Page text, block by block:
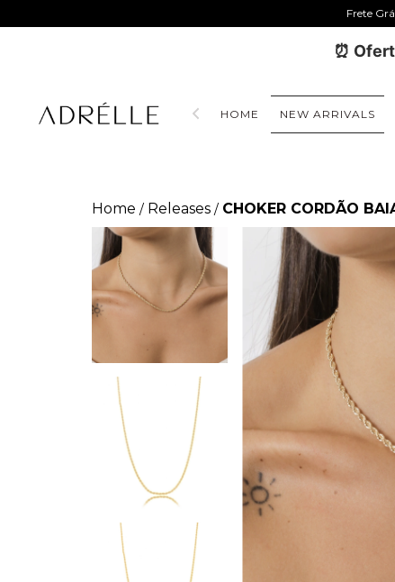
Frete
⏰
HOME NEW ARRIVALS
Home / Releases / CHOKER CORDÃO